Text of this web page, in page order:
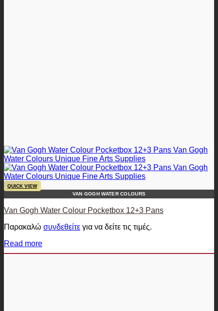
QUICK VIEW
VAN GOGH WATER COLOURS
Van Gogh Water Colour Pocketbox 12+3 Pans
Παρακαλώ συνδεθείτε για να δείτε τις τιμές.
Read more